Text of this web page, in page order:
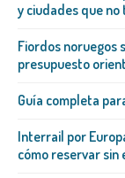
y ciudades que
Fiordos noruegos
presupuesto
Guía completa
Interrail por
cómo reservar sin